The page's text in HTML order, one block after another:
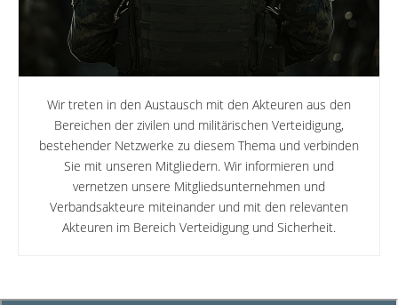
Wir treten in den Austausch mit den Akteuren aus den
Bereichen der zivilen und militärischen Verteidigung,
bestehender Netzwerke zu diesem Thema und verbinden
Sie mit unseren Mitgliedern. Wir informieren und
vernetzen unsere Mitgliedsunternehmen und
Verbandsakteure miteinander und mit den relevanten
Akteuren im Bereich Verteidigung und Sicherheit.